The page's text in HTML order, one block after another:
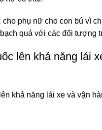
cho phụ nữ cho con bú vì
quả với các đối tượng
lên khả năng lái
khả năng lái xe và vận